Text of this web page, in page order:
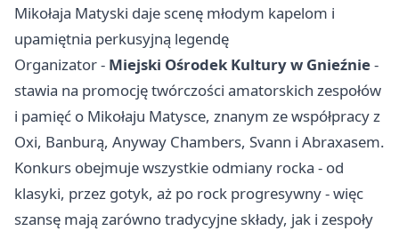
Mikołaja Matyski daje scenę młodym kapelom i
upamiętnia perkusyjną legendę
Organizator - Miejski Ośrodek Kultury w Gnieźnie-
stawia na promocję twórczości amatorskich zespołów
i pamięć o Mikołaju Matysce, znanym ze współpracy z
Oxi, Banburą, Anyway Chambers, Svann i Abraxasem.
Konkurs obejmuje wszystkie odmiany rocka - od
klasyki, przez gotyk, aż po rock progresywny - więc
szansę mają zarówno tradycyjne składy, jak i zespoły